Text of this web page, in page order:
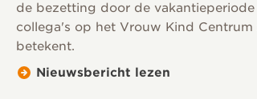
de bezetting door de
collega's op het Vrouw Kind
betekent.
Nieuwsbericht lezen